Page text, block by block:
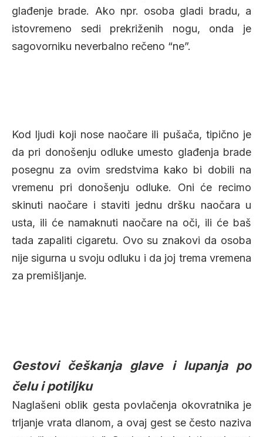
glađenje brade. Ako npr. osoba gladi bradu, a
istovremeno sedi prekriženih nogu, onda je
sagovorniku neverbalno rečeno “ne”.
Kod ljudi koji nose naočare ili pušača, tipično je
da pri donošenju odluke umesto glađenja brade
posegnu za ovim sredstvima kako bi dobili na
vremenu pri donošenju odluke. Oni će recimo
skinuti naočare i staviti jednu dršku naočara u
usta, ili će namaknuti naočare na oči, ili će baš
tada zapaliti cigaretu. Ovo su znakovi da osoba
nije sigurna u svoju odluku i da joj trema vremena
za premišljanje.
Gestovi češkanja glave i lupanja po
čelu i potiljku
Naglašeni oblik gesta povlačenja okovratnika je
trljanje vrata dlanom, a ovaj gest se često naziva